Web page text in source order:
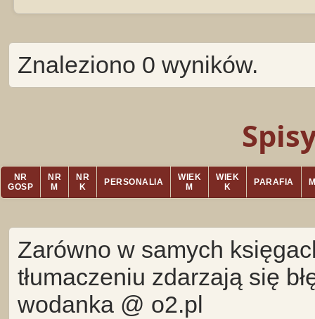
Znaleziono 0 wyników.
NR
GOSP
NR
M
NR
K
PERSONALIA
WIEK
M
WIEK
K
PARAFIA
Zarówno w samych
tłumaczeniu zdarzają się
wodanka @ o2.pl